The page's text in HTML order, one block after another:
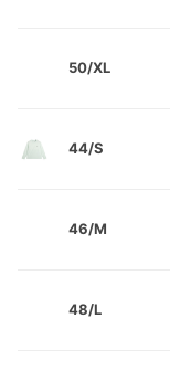
50/XL
44/S
46/M
48/L